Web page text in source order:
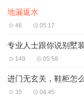
地漏返水
46 05:17
专业人士跟你说别墅
149 05:58
进门无玄关，鞋柜怎
35 04:45